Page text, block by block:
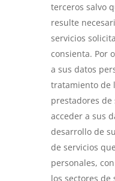
terceros salvo
resulte
servicios
consienta. Por
a sus datos
tratamiento de
prestadores
acceder a sus
desarrollo de
de servicios
personales,
los sectores